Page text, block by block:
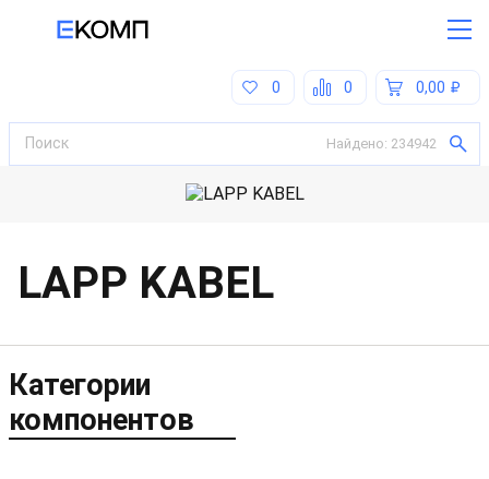
0,00
0
0
Найдено: 234942
LAPP KABEL
Категории
компонентов